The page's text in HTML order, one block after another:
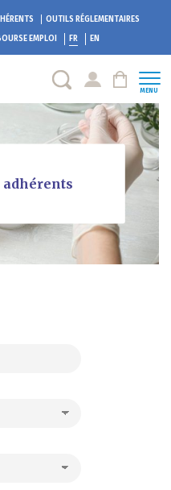
OUTILS RÉGLEMENTAIRES
EMPLOI FR EN
MENU
adhérents